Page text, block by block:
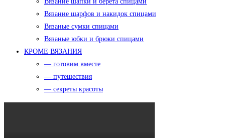
Вязание шарфов и накидок спицами
Вязаные сумки спицами
Вязаные юбки и брюки спицами
КРОМЕ ВЯЗАНИЯ
— готовим вместе
— путешествия
— секреты красоты